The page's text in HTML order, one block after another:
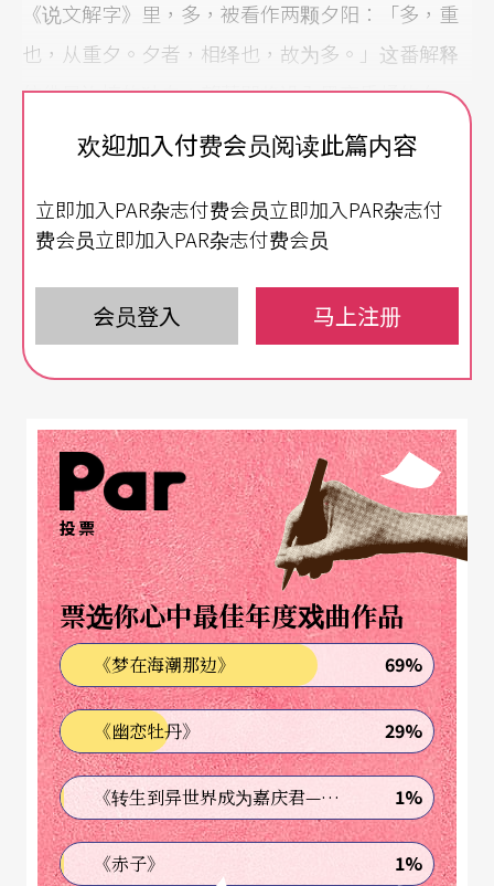
《说文解字》里，多，被看作两颗夕阳：「多，重
也，从重夕。夕者，相绎也，故为多。」这番解释
仿佛是许慎的独白：望著即将没入黑夜昏橘的夕
阳，心中有股强烈厌世的感受：「夕，重复，夕阳
了。」没办法，甲骨文的解释就是看谁掰得好，看
字典是谁编的。实际上，「月」和「夕」这两个字
在古时也分不太清楚，因为常常同一时间出现在天
空，进而「月」也成了肉的部首，例如：肢、肝、
肠、胃、肥……
为了反抗「一」而存在
「多」一开始是为了反抗「一」。反对单一的价值
观、反对一言堂、反对独裁的洗脑……于是展开以
多元的媚态挑衅一哥。「一」当然会害怕，害怕被
推翻，害怕会乱，害怕信仰一辈子祂说了就算的
神，只是一本畅销文学小说里的角色，总希望世界
照著一个真理走就好，不要再改了，拜托，我实在
没有时间夕复一夕地面对变来变去啊！嗯，类似的
话在排练和开会过程中也常出现：不要再改啦，就
照剧本走嘛，莎士比亚不是这个意思，时间来不及
了要赶快确定啊……「一」在剧场里，有时是剧
欢迎加入付费会员阅读此篇内容
立即加入PAR杂志付费会员立即加入PAR杂志付
费会员立即加入PAR杂志付费会员
会员登入 马上注册
投票
票选你心中最佳年度戏曲作品
《梦在海潮那边》 69%
《幽恋牡丹》 29%
《转生到异世界成为嘉庆君—发现我的祖先是诈骗集团!?》 1%
《赤子》 1%